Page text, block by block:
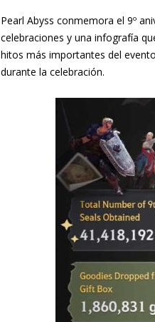
Pearl Abyss conmemora el 9º
celebraciones y una infografía
hitos más importantes del
durante la celebración.